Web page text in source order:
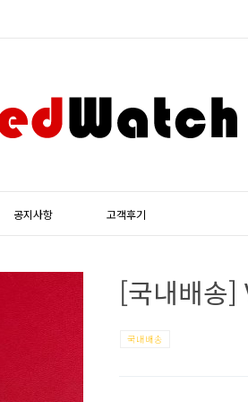
공지사항 고객후기
[국내배송]
국내배송